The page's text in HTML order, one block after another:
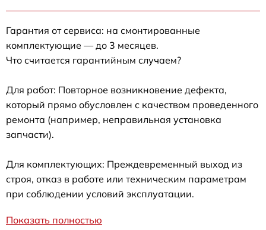
Гарантия от сервиса: на смонтированные
комплектующие — до 3 месяцев.
Что считается гарантийным случаем?
Для работ: Повторное возникновение дефекта,
который прямо обусловлен с качеством проведенного
ремонта (например, неправильная установка
запчасти).
Для комплектующих: Преждевременный выход из
строя, отказ в работе или техническим параметрам
при соблюдении условий эксплуатации.
Показать полностью